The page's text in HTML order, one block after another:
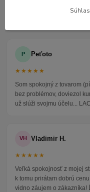
nikto nebol doma pán
P Peťoto
★★★★★
Som spokojný z tovarom
bez problémov, doviezol
už slúži svojmu účelu...
VH Vladimir H.
★★★★★
Veľká spokojnosť z mojej
k tomu prirátam dobrú
vidno záujem o zákazníka!